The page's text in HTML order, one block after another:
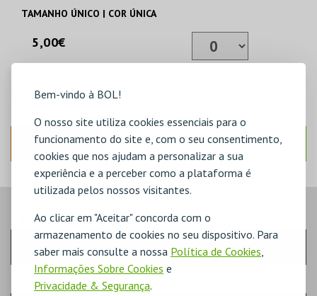
Bem-vindo à BOL!
O nosso site utiliza cookies essenciais para o
funcionamento do site e, com o seu consentimento,
cookies que nos ajudam a personalizar a sua
experiência e a perceber como a plataforma é
utilizada pelos nossos visitantes.
Ao clicar em "Aceitar" concorda com o
armazenamento de cookies no seu dispositivo. Para
saber mais consulte a nossa Política de Cookies
Informações Sobre Cookies e
Privacidade & Segurança.
TAMANHO ÚNICO | COR ÚNICA
5,00€
ADICIONAR
ANTERIOR SEGUINTE
PASSO- QUANTIDADE
Escolha a quantidade e os produtos desejados
PASSO- PRODUTO